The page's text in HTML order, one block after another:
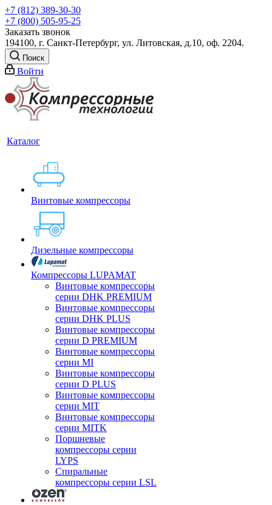
+7 (812) 389-30-30
+7 (800) 505-95-25
Заказать звонок
194100, г. Санкт-Петербург, ул. Литовская, д.10, оф. 2204.
Поиск
Войти
Каталог
Винтовые компрессоры
Дизельные компрессоры
Компрессоры LUPAMAT
Винтовые компрессоры
серии DHK PREMIUM
Винтовые компрессоры
серии DHK PLUS
Винтовые компрессоры
серии D PREMIUM
Винтовые компрессоры
серии MI
Винтовые компрессоры
серии D PLUS
Винтовые компрессоры
серии MIT
Винтовые компрессоры
серии MITK
Поршневые
компрессоры серии
LYPS
Спиральные
компрессоры серии LSL